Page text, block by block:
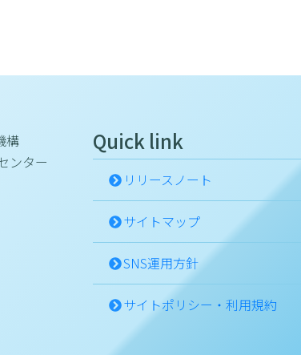
構
ンター
Quick link
リリースノート
サイトマップ
SNS運用方針
サイトポリシー・利用規約